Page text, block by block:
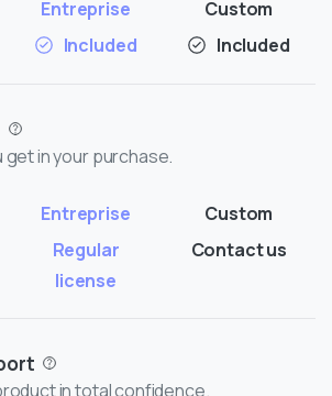
Included Included
get in your purchase.
Regular
license
Contact us
in total confidence.